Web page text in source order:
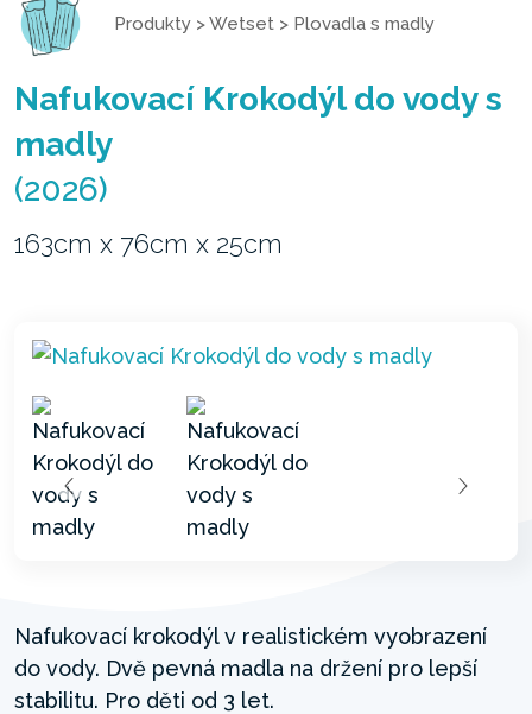
Produkty >Wetset > Plovadla s madly
Nafukovací Krokodýl do vody s
madly
(2026)
163cm x 76cm x 25cm
Nafukovací krokodýl v realistickém vyobrazení
do vody. Dvě pevná madla na držení pro lepší
stabilitu. Pro děti od 3 let.